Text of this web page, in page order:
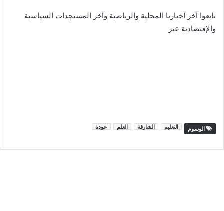
تابعوا آخر أخبارنا المحلية والرياضية وآخر المستجدات السياسية
والإقتصادية عبر
الوسوم التعليم الشارقة العلم عودة